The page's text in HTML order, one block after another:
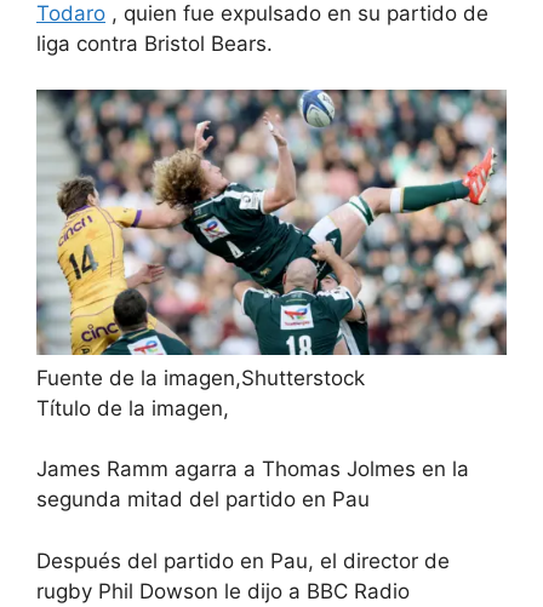
Todaro , quien fue expulsado en su partido de
liga contra Bristol Bears.
Fuente de la imagen,Shutterstock
Título de la imagen,
James Ramm agarra a Thomas Jolmes en la
segunda mitad del partido en Pau
Después del partido en Pau, el director de
rugby Phil Dowson le dijo a BBC Radio